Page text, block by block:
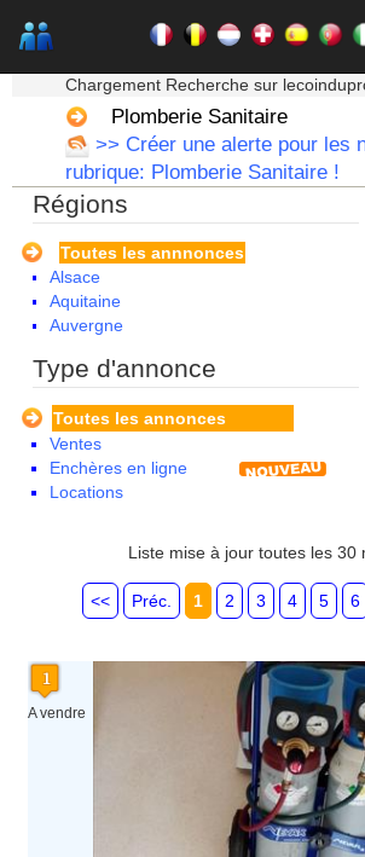
Chargement Recherche sur
Plomberie Sanitaire
>> Créer une alerte pour les
rubrique: Plomberie Sanitaire !
Régions
Toutes les annnonces
Alsace
Aquitaine
Auvergne
Bourgogne
Centre
Champagne Ardenne
Corse
Franche Comte - Suisse
Ile de France
La Réunion
Limousin
Lorraine
Martinique
Mayotte
Midi Pyrenees - Espagne -
Nord Pas de Calais - Belgique -
Type d'annonce
Toutes les annonces
Ventes
Enchères en ligne
Locations
Liste mise à jour toutes les 30
<< Préc. 1 2 3 4 5 6
A vendre